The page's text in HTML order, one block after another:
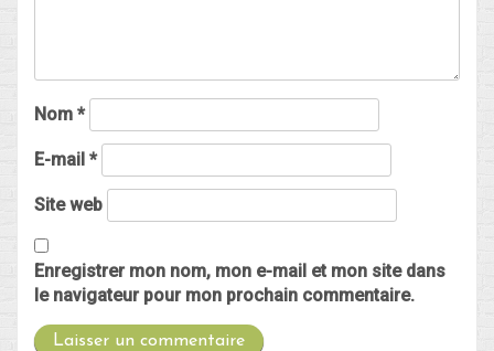
Nom *
E-mail *
Site web
Enregistrer mon nom, mon e-mail et mon site dans
le navigateur pour mon prochain commentaire.